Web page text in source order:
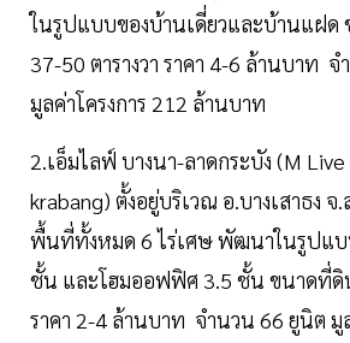
ในรูปแบบของบ้านเดี่ยวและบ้านแฝด
37-50 ตารางวา ราคา 4-6 ล้านบาท
มูลค่าโครงการ 212 ล้านบาท
2.เอ็มไลฟ์ บางนา-ลาดกระบัง (M
krabang) ตั้งอยู่บริเวณ อ.บางเสาธง
พื้นที่ทั้งหมด 6 ไร่เศษ พัฒนาในรูปแบ
ชั้น และโฮมออฟฟิศ 3.5 ชั้น ขนาดที่ดิ
ราคา 2-4 ล้านบาท จำนวน 66 ยูนิต มู